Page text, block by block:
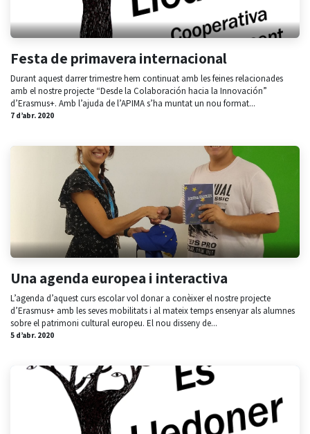
Festa de primavera internacional
Durant aquest darrer trimestre hem continuat amb les feines relacionades
amb el nostre projecte “Desde la Colaboración hacia la Innovación”
d’Erasmus+. Amb l’ajuda de l’APIMA s’ha muntat un nou format...
7 d’abr. 2020
Una agenda europea i interactiva
L’agenda d’aquest curs escolar vol donar a conèixer el nostre projecte
d’Erasmus+ amb les seves mobilitats i al mateix temps ensenyar als alumnes
sobre el patrimoni cultural europeu. El nou disseny de...
5 d’abr. 2020